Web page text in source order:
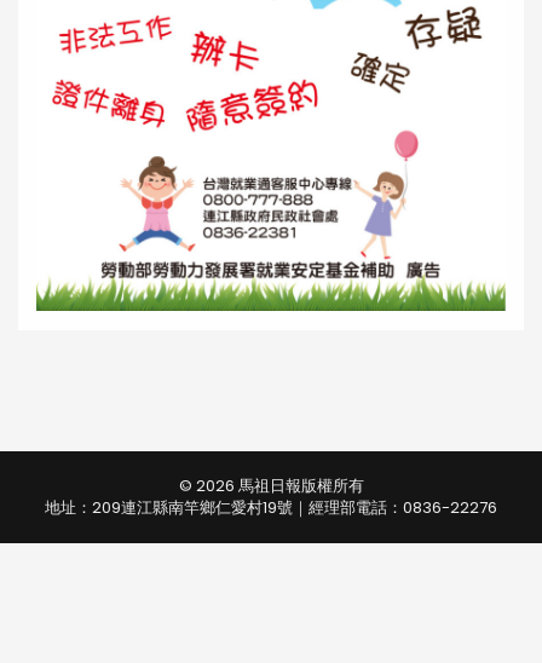
© 2026 馬祖日報版權所有
地址：209連江縣南竿鄉仁愛村19號｜經理部電話：0836-22276